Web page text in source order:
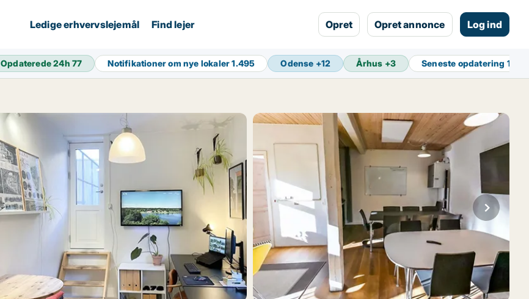
Ledige erhvervslejemål Find lejer Opret Opret annonce Log ind
Opdaterede 24h77 Notifikationer om nye lokaler1.495 Odense +12 Århus +3 Seneste opdatering 1